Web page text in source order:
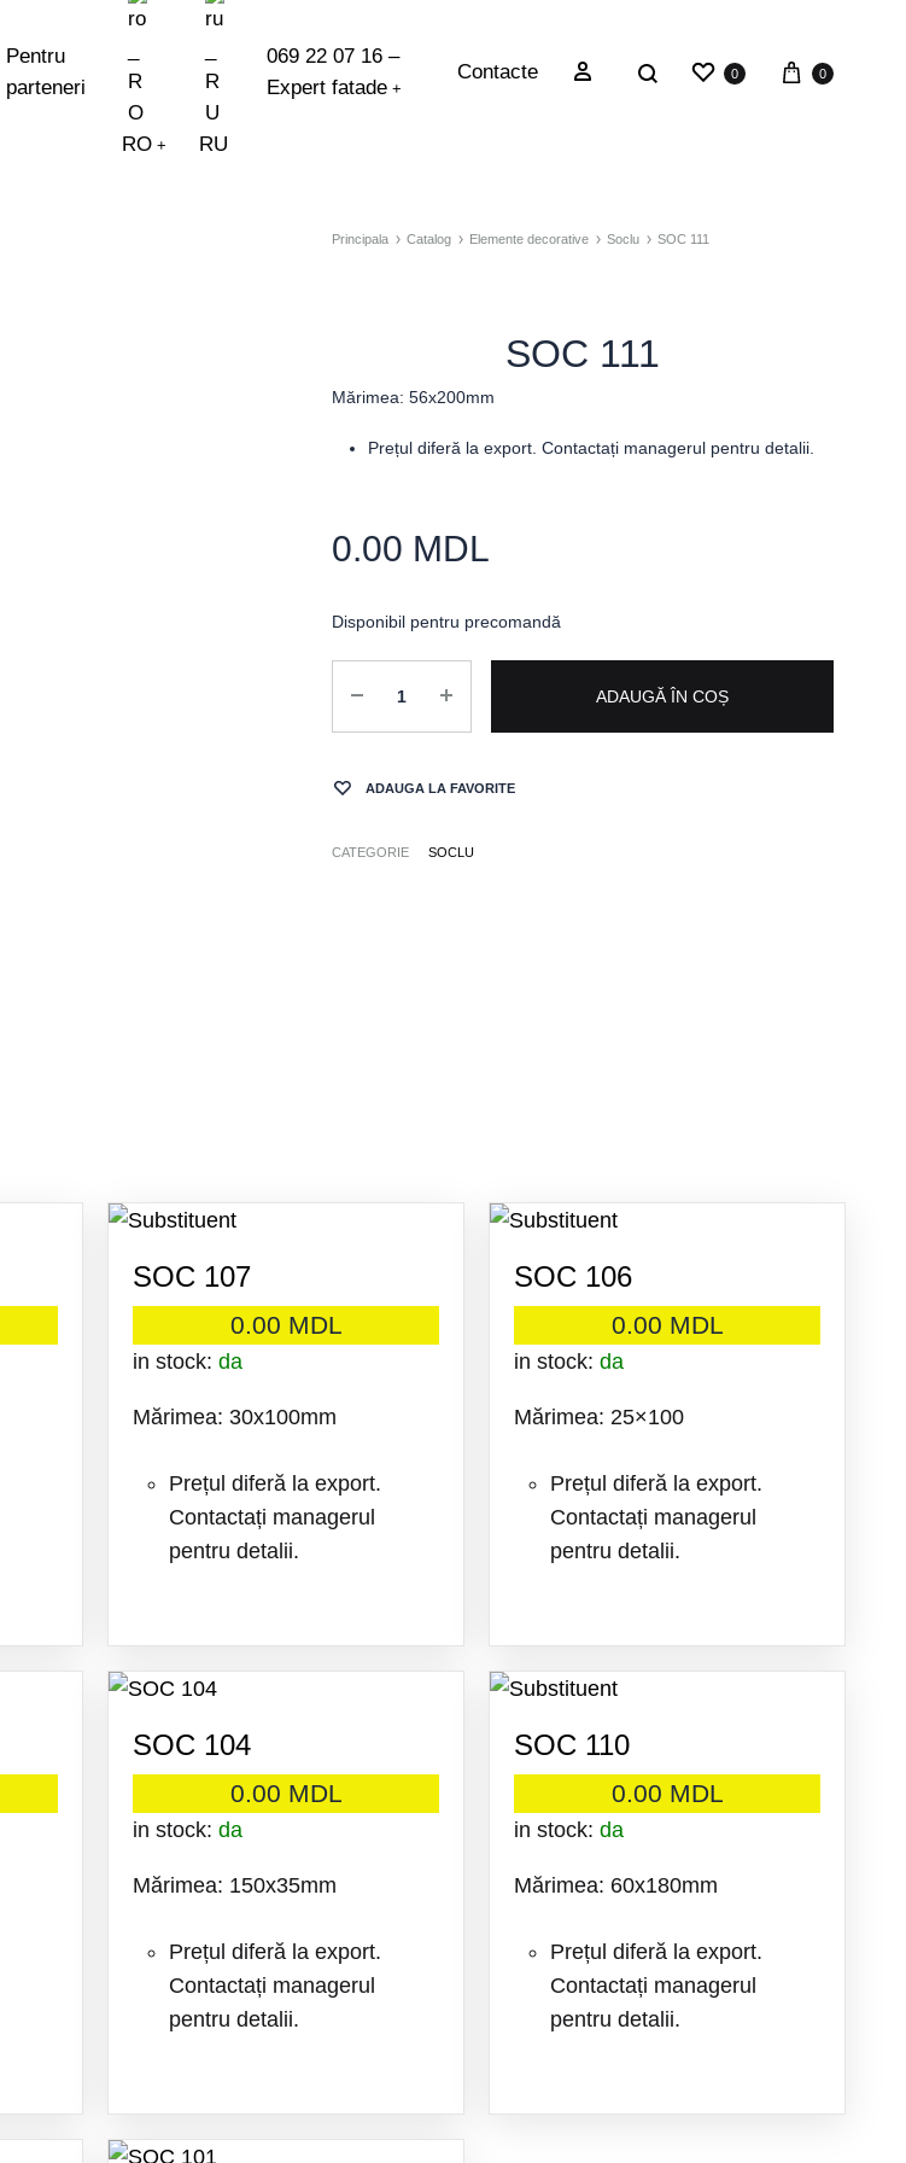
Pentru
parteneri
RO + RU
069 22 07 16 –
Expert fatade +
Contacte 0 0
Principala Catalog Elemente decorative Soclu SOC 111
SOC 111
Mărimea: 56x200mm
Prețul diferă la export. Contactați managerul pentru detalii.
0.00 MDL
Disponibil pentru precomandă
ADAUGĂ ÎN COȘ
ADAUGA LA FAVORITE
CATEGORIE SOCLU
ADAUGA
FAVORITE
SOC 107
0.00 MDL
in stock: da
Mărimea: 30x100mm
Prețul diferă la export.
Contactați managerul
pentru detalii.
ADAUGA
FAVORITE
SOC 106
0.00 MDL
in stock: da
Mărimea: 25×100
Prețul diferă la export.
Contactați managerul
pentru detalii.
ADAUGA
SOC 104
0.00 MDL
in stock: da
Mărimea: 150x35mm
Prețul diferă la export.
Contactați managerul
pentru detalii.
SOC 110
0.00 MDL
in stock: da
Mărimea: 60x180mm
Prețul diferă la export.
Contactați managerul
pentru detalii.